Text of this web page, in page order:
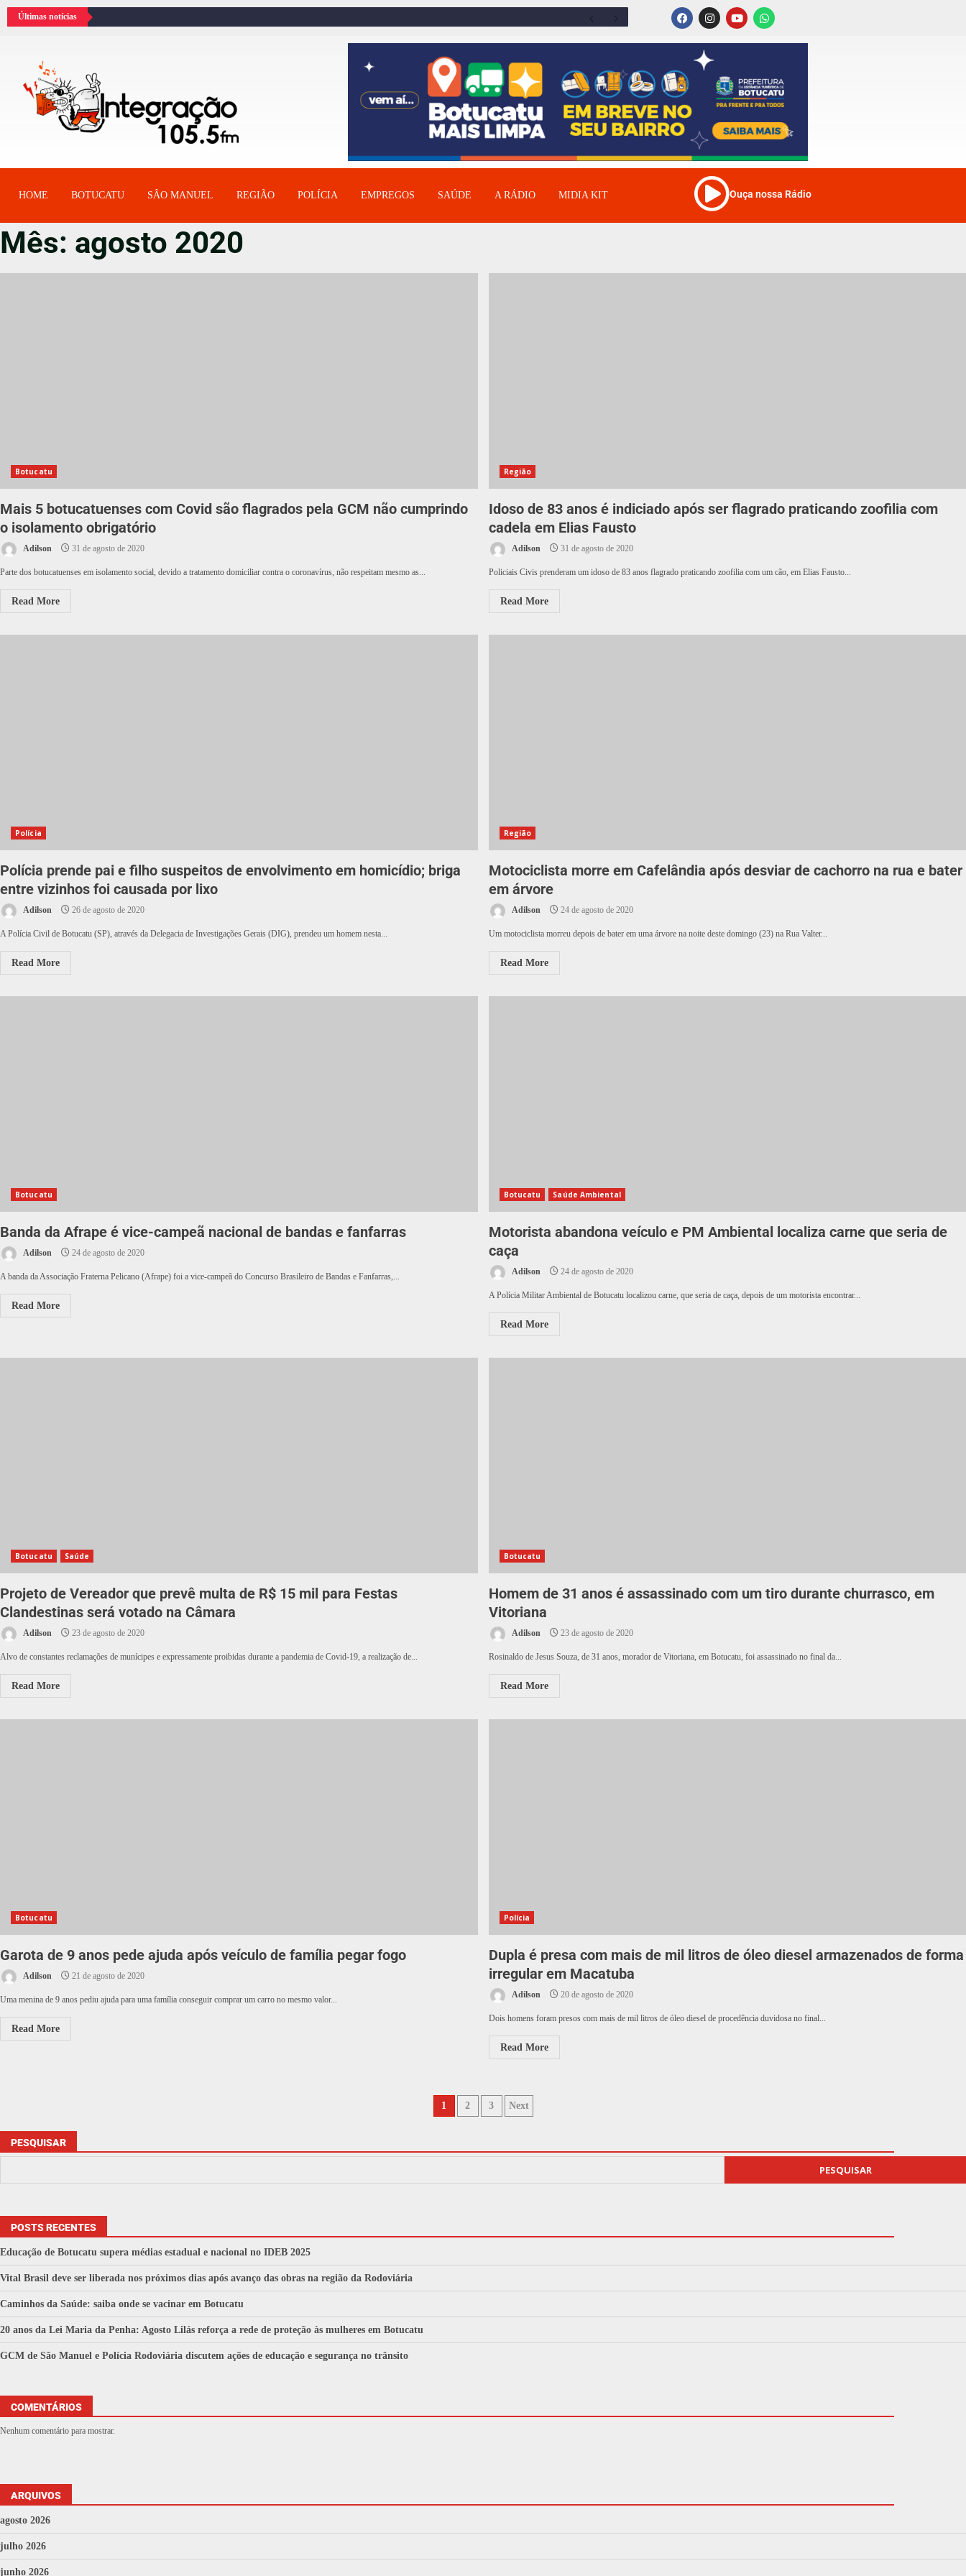
Últimas notícias
HOME BOTUCATU SÂO MANUEL REGIÃO POLÍCIA EMPREGOS SAÚDE A RÁDIO MIDIA KIT Ouça nossa Rádio
Mês: agosto 2020
Botucatu
Mais 5 botucatuenses com Covid são flagrados pela GCM não cumprindo
o isolamento obrigatório
Adilson 31 de agosto de 2020
Parte dos botucatuenses em isolamento social, devido a tratamento domiciliar contra o coronavírus, não respeitam mesmo as...
Read More
Região
Idoso de 83 anos é indiciado após ser flagrado praticando zoofilia com
cadela em Elias Fausto
Adilson 31 de agosto de 2020
Policiais Civis prenderam um idoso de 83 anos flagrado praticando zoofilia com um cão, em Elias Fausto...
Read More
Polícia
Polícia prende pai e filho suspeitos de envolvimento em homicídio; briga
entre vizinhos foi causada por lixo
Adilson 26 de agosto de 2020
A Polícia Civil de Botucatu (SP), através da Delegacia de Investigações Gerais (DIG), prendeu um homem nesta...
Read More
Região
Motociclista morre em Cafelândia após desviar de cachorro na rua e bater
em árvore
Adilson 24 de agosto de 2020
Um motociclista morreu depois de bater em uma árvore na noite deste domingo (23) na Rua Valter...
Read More
Botucatu
Banda da Afrape é vice-campeã nacional de bandas e fanfarras
Adilson 24 de agosto de 2020
A banda da Associação Fraterna Pelicano (Afrape) foi a vice-campeã do Concurso Brasileiro de Bandas e Fanfarras,...
Read More
Botucatu Saúde Ambiental
Motorista abandona veículo e PM Ambiental localiza carne que seria de
caça
Adilson 24 de agosto de 2020
A Polícia Militar Ambiental de Botucatu localizou carne, que seria de caça, depois de um motorista encontrar...
Read More
Botucatu Saúde
Projeto de Vereador que prevê multa de R$ 15 mil para Festas
Clandestinas será votado na Câmara
Adilson 23 de agosto de 2020
Alvo de constantes reclamações de munícipes e expressamente proibidas durante a pandemia de Covid-19, a realização de...
Read More
Botucatu
Homem de 31 anos é assassinado com um tiro durante churrasco, em
Vitoriana
Adilson 23 de agosto de 2020
Rosinaldo de Jesus Souza, de 31 anos, morador de Vitoriana, em Botucatu, foi assassinado no final da...
Read More
Botucatu
Garota de 9 anos pede ajuda após veículo de família pegar fogo
Adilson 21 de agosto de 2020
Uma menina de 9 anos pediu ajuda para uma família conseguir comprar um carro no mesmo valor...
Read More
Polícia
Dupla é presa com mais de mil litros de óleo diesel armazenados de forma
irregular em Macatuba
Adilson 20 de agosto de 2020
Dois homens foram presos com mais de mil litros de óleo diesel de procedência duvidosa no final...
Read More
1 2 3 Next
PESQUISAR
PESQUISAR
POSTS RECENTES
Educação de Botucatu supera médias estadual e nacional no IDEB 2025
Vital Brasil deve ser liberada nos próximos dias após avanço das obras na região da Rodoviária
Caminhos da Saúde: saiba onde se vacinar em Botucatu
20 anos da Lei Maria da Penha: Agosto Lilás reforça a rede de proteção às mulheres em Botucatu
GCM de São Manuel e Polícia Rodoviária discutem ações de educação e segurança no trânsito
COMENTÁRIOS
Nenhum comentário para mostrar.
ARQUIVOS
agosto 2026
julho 2026
junho 2026